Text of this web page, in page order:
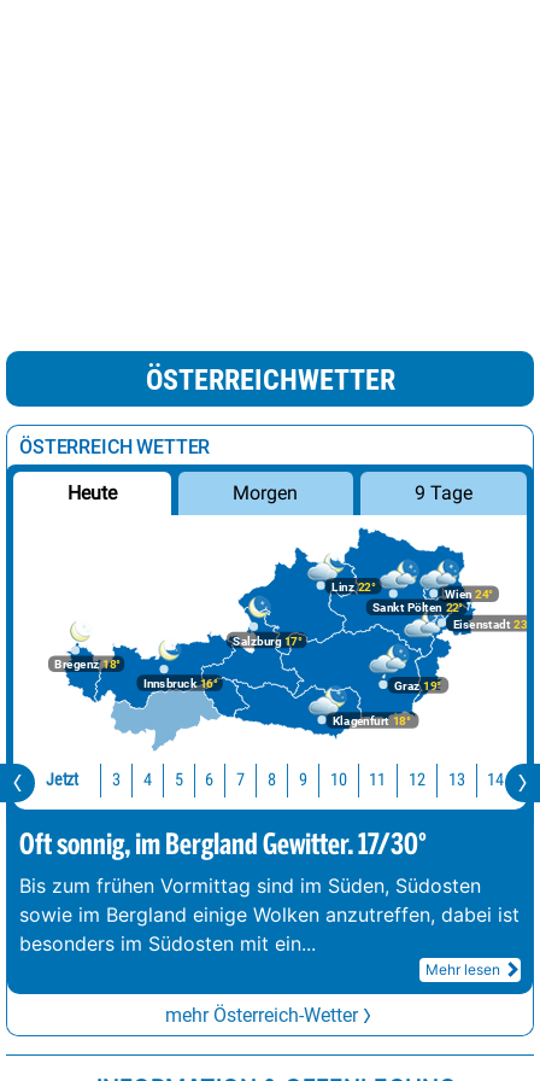
ÖSTERREICHWETTER
ÖSTERREICH WETTER
Heute Morgen 9 Tage
Bregenz18°
Graz19°
Innsbruck16°
Klagenfurt 18°
Linz22°
Salzburg17°
Wien 24°
Eisenstadt 23°
Sankt Pölten 22°
Jetzt 3 4 5 6 7 8 9 10 11 12 13 14
Oft sonnig, im Bergland Gewitter. 17/30°
Bis zum frühen Vormittag sind im Süden, Südosten
sowie im Bergland einige Wolken anzutreffen, dabei ist
besonders im Südosten mit ein...
Mehr lesen
mehr Österreich-Wetter